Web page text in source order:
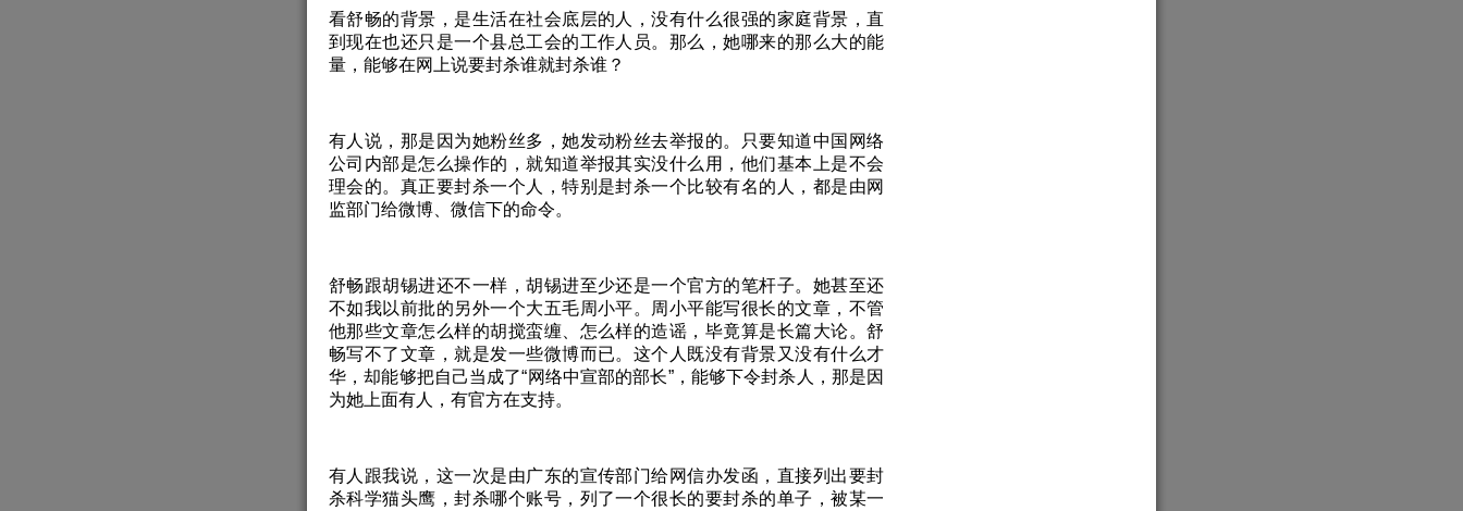
看舒畅的背景，是生活在社会底层的人，没有什么很强的家庭背景，直
到现在也还只是一个县总工会的工作人员。那么，她哪来的那么大的能
量，能够在网上说要封杀谁就封杀谁？
有人说，那是因为她粉丝多，她发动粉丝去举报的。只要知道中国网络
公司内部是怎么操作的，就知道举报其实没什么用，他们基本上是不会
理会的。真正要封杀一个人，特别是封杀一个比较有名的人，都是由网
监部门给微博、微信下的命令。
舒畅跟胡锡进还不一样，胡锡进至少还是一个官方的笔杆子。她甚至还
不如我以前批的另外一个大五毛周小平。周小平能写很长的文章，不管
他那些文章怎么样的胡搅蛮缠、怎么样的造谣，毕竟算是长篇大论。舒
畅写不了文章，就是发一些微博而已。这个人既没有背景又没有什么才
华，却能够把自己当成了“网络中宣部的部长”，能够下令封杀人，那是因
为她上面有人，有官方在支持。
有人跟我说，这一次是由广东的宣传部门给网信办发函，直接列出要封
杀科学猫头鹰，封杀哪个账号，列了一个很长的要封杀的单子，被某一